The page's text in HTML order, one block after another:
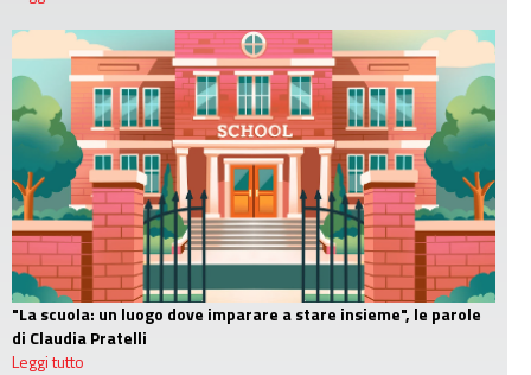
"La scuola: un luogo dove imparare a stare insieme", le parole
di Claudia Pratelli
Leggi tutto